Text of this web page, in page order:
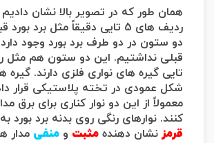
همان طور که در تصویر بالا نشان
ردیف های 5 تایی دقیقاً مثل برد
دو ستون در دو طرف برد بورد وجود
تایی گیره های نواری فلزی دارند. گیره
شکل عمودی در تخته پلاستیکی قرار
معمولاً از این دو نوار کناری برای برق
کنند. نوارهای رنگی روی بدنه برد بورد
قرمز نشان دهنده مثبت و منفی مدار